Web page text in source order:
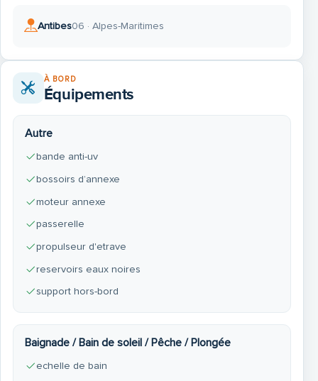
Antibes06 · Alpes-Maritimes
À BORD
Équipements
Autre
bande anti-uv
bossoirs d’annexe
moteur annexe
passerelle
propulseur d'etrave
reservoirs eaux noires
support hors-bord
Baignade / Bain de soleil / Pêche / Plongée
echelle de bain